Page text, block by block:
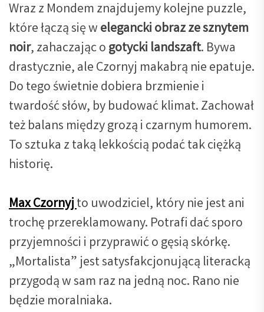
Wraz z Mondem znajdujemy kolejne puzzle,
które łączą się welegancki obraz ze sznytem
noir, zahaczając ogotycki landszaft. Bywa
drastycznie, ale Czornyj makabrą nie epatuje.
Do tego świetnie dobiera brzmienie i
twardość słów, by budować klimat. Zachował
też balans między grozą i czarnym humorem.
To sztuka z taką lekkością podać tak ciężką
historię.
Max Czornyjto uwodziciel, który nie jest ani
trochę przereklamowany. Potrafi dać sporo
przyjemności i przyprawić o gęsią skórkę.
„Mortalista” jest satysfakcjonującą literacką
przygodą w sam raz na jedną noc. Rano nie
będzie moralniaka.